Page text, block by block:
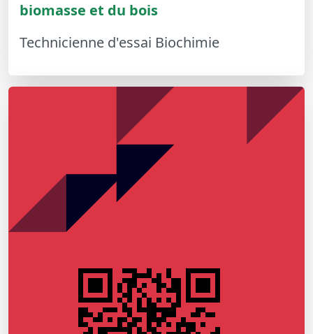
biomasse et du bois
Technicienne d'essai Biochimie